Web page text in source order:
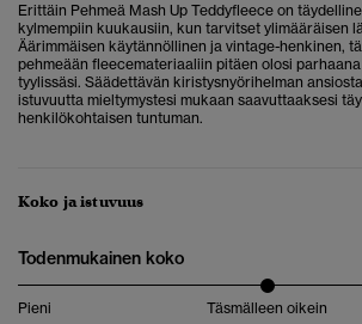
Erittäin Pehmeä Mash Up Teddyfleece on
kylmempiin kuukausiin, kun tarvitset ylimääräisen
Äärimmäisen käytännöllinen ja vintage-henkinen,
pehmeään fleecemateriaaliin pitäen olosi
tyylissäsi. Säädettävän kiristysnyörihelman
istuvuutta mieltymystesi mukaan saavuttaaksesi
henkilökohtaisen tuntuman.
Koko ja istuvuus
Todenmukainen koko
Pieni Täsmälleen oikein